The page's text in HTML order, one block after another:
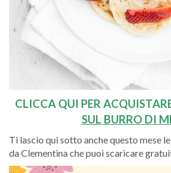
CLICCA QUI PER
SUL BURRO DI
Ti lascio qui sotto anche questo mese
da Clementina che puoi scaricare